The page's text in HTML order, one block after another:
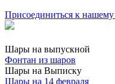
Присоединиться к
Шары на выпускной
Фонтан из шаров
Шары на Выписку
Шары на 14 февраля